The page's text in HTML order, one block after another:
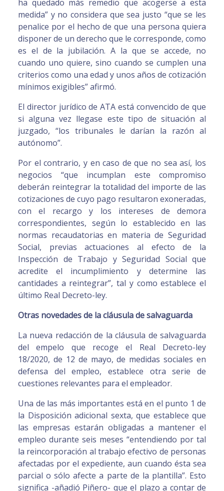
ha quedado más remedio que acogerse a esta
medida” y no considera que sea justo “que se les
penalice por el hecho de que una persona quiera
disponer de un derecho que le corresponde, como
es el de la jubilación. A la que se accede, no
cuando uno quiere, sino cuando se cumplen una
criterios como una edad y unos años de cotización
mínimos exigibles” afirmó.
El director jurídico de ATA está convencido de que
si alguna vez llegase este tipo de situación al
juzgado, “los tribunales le darían la razón al
autónomo”.
Por el contrario, y en caso de que no sea así, los
negocios “que incumplan este compromiso
deberán reintegrar la totalidad del importe de las
cotizaciones de cuyo pago resultaron exoneradas,
con el recargo y los intereses de demora
correspondientes, según lo establecido en las
normas recaudatorias en materia de Seguridad
Social, previas actuaciones al efecto de la
Inspección de Trabajo y Seguridad Social que
acredite el incumplimiento y determine las
cantidades a reintegrar”, tal y como establece el
último Real Decreto-ley.
Otras novedades de la cláusula de salvaguarda
La nueva redacción de la cláusula de salvaguarda
del empelo que recoge el Real Decreto-ley
18/2020, de 12 de mayo, de medidas sociales en
defensa del empleo, establece otra serie de
cuestiones relevantes para el empleador.
Una de las más importantes está en el punto 1 de
la Disposición adicional sexta, que establece que
las empresas estarán obligadas a mantener el
empleo durante seis meses “entendiendo por tal
la reincorporación al trabajo efectivo de personas
afectadas por el expediente, aun cuando ésta sea
parcial o sólo afecte a parte de la plantilla”. Esto
significa -añadió Piñero- que el plazo a contar de